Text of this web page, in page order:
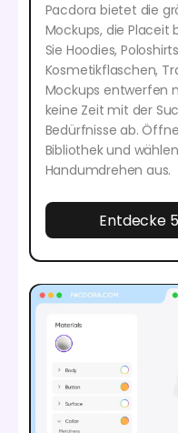
Pacdora bietet die
Mockups, die Placeit
Sie Hoodies,
Kosmetikflaschen,
Mockups entwerfen
keine Zeit mit der
Bedürfnisse ab.
Bibliothek und
Handumdrehen aus.
Entdecke